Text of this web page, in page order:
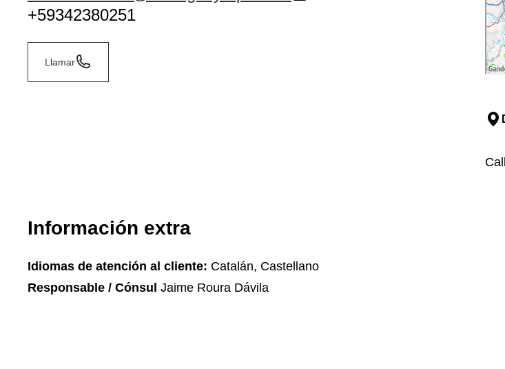
+59342380251
Llamar
Información extra
Idiomas de atención al cliente: Catalán, Castellano
Responsable / Cónsul Jaime Roura Dávila